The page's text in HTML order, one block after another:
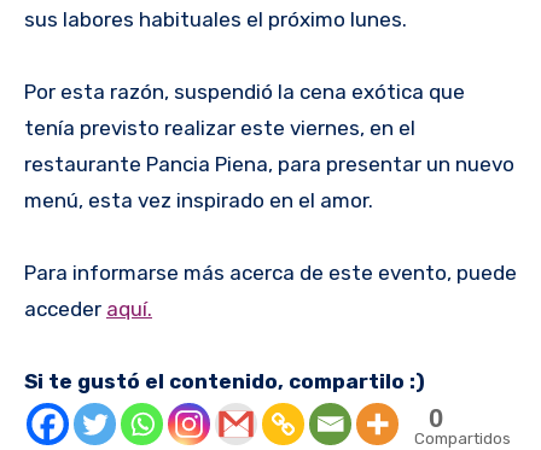
sus labores habituales el próximo lunes.
Por esta razón, suspendió la cena exótica que
tenía previsto realizar este viernes, en el
restaurante Pancia Piena, para presentar un nuevo
menú, esta vez inspirado en el amor.
Para informarse más acerca de este evento, puede
acceder aquí.
Si te gustó el contenido, compartilo :)
0
Compartidos